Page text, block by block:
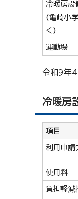
冷暖房設
(亀崎小
く)
運動場
令和9年4
冷暖房
項目
利用申請
使用料
負担軽減